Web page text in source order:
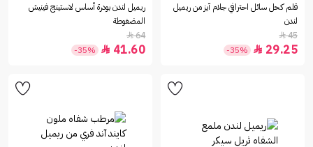
قلم كحل سائل احترافي جلام آيز من ريميل
لندن
45

29.25

-35%
ريميل لندن بودرة أساس لاستينج فينيش
المضغوطة
64

41.60

-35%